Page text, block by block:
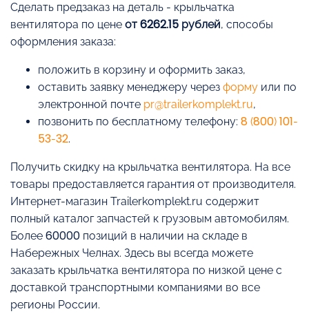
Cделать предзаказ на деталь - крыльчатка
вентилятора по цене от 6262.15 рублей, способы
оформления заказа:
положить в корзину и оформить заказ,
оставить заявку менеджеру через форму или по
электронной почте pr@trailerkomplekt.ru,
позвонить по бесплатному телефону: 8 (800) 101-
53-32.
Получить скидку на крыльчатка вентилятора. На все
товары предоставляется гарантия от производителя.
Интернет-магазин Trailerkomplekt.ru содержит
полный каталог запчастей к грузовым автомобилям.
Более 60000 позиций в наличии на складе в
Набережных Челнах. Здесь вы всегда можете
заказать крыльчатка вентилятора по низкой цене с
доставкой транспортными компаниями во все
регионы России.